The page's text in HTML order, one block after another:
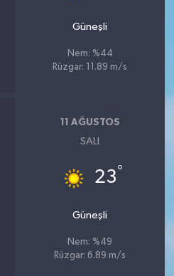
Güneşli
Nem: %44
Rüzgar: 11.89 m/s
11 AĞUSTOS
SALI
23°
Güneşli
Nem: %49
Rüzgar: 6.89 m/s